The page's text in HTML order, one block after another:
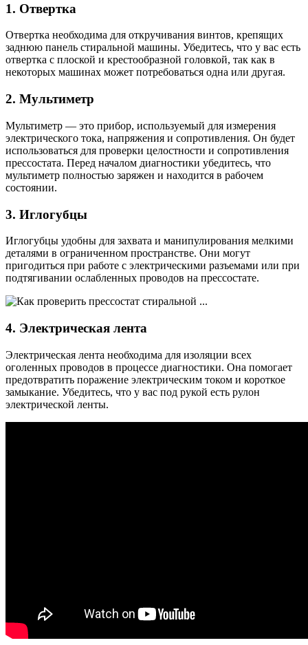
1. Отвертка
Отвертка необходима для откручивания винтов, крепящих
заднюю панель стиральной машины. Убедитесь, что у вас есть
отвертка с плоской и крестообразной головкой, так как в
некоторых машинах может потребоваться одна или другая.
2. Мультиметр
Мультиметр — это прибор, используемый для измерения
электрического тока, напряжения и сопротивления. Он будет
использоваться для проверки целостности и сопротивления
прессостата. Перед началом диагностики убедитесь, что
мультиметр полностью заряжен и находится в рабочем
состоянии.
3. Иглогубцы
Иглогубцы удобны для захвата и манипулирования мелкими
деталями в ограниченном пространстве. Они могут
пригодиться при работе с электрическими разъемами или при
подтягивании ослабленных проводов на прессостате.
4. Электрическая лента
Электрическая лента необходима для изоляции всех
оголенных проводов в процессе диагностики. Она помогает
предотвратить поражение электрическим током и короткое
замыкание. Убедитесь, что у вас под рукой есть рулон
электрической ленты.